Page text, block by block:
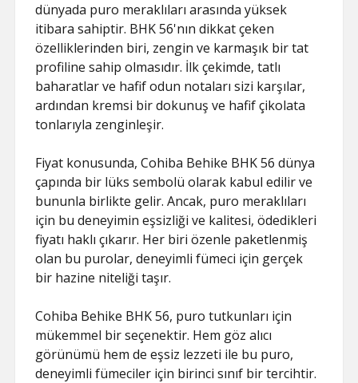
dünyada puro meraklıları arasında yüksek
itibara sahiptir. BHK 56'nın dikkat çeken
özelliklerinden biri, zengin ve karmaşık bir tat
profiline sahip olmasıdır. İlk çekimde, tatlı
baharatlar ve hafif odun notaları sizi karşılar,
ardından kremsi bir dokunuş ve hafif çikolata
tonlarıyla zenginleşir.
Fiyat konusunda, Cohiba Behike BHK 56 dünya
çapında bir lüks sembolü olarak kabul edilir ve
bununla birlikte gelir. Ancak, puro meraklıları
için bu deneyimin eşsizliği ve kalitesi, ödedikleri
fiyatı haklı çıkarır. Her biri özenle paketlenmiş
olan bu purolar, deneyimli fümeci için gerçek
bir hazine niteliği taşır.
Cohiba Behike BHK 56, puro tutkunları için
mükemmel bir seçenektir. Hem göz alıcı
görünümü hem de eşsiz lezzeti ile bu puro,
deneyimli fümeciler için birinci sınıf bir tercihtir.